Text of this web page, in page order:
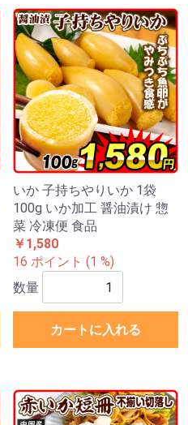
いか 子持ちやりいか 1袋
100g いか加工 醤油漬け 惣
菜 冷凍便 食品
￥1,580
16 ポイント (1 %)
数量
カートに入れる